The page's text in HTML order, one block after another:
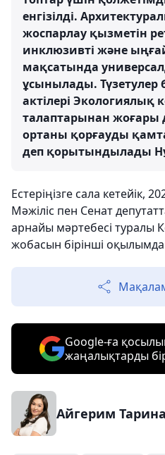
енгізілді.
жоспарлау қызметін
инклюзивті және
мақсатында
ұсынылады. Түзетулер
актілері Экологиялық
талаптарынан жоғары
ортаны қорғауды
деп қорытындылады
Естеріңізге сала кетейік,
Мәжіліс пен Сенат
арнайы мәртебесі туралы
жобасын бірінші
Google-ға
жаңалықтарды
Айгерим Тарина